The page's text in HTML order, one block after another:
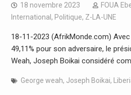
18 novembre 2023
FOUA
International , Politique, Z-LA-UNE
18-11-2023 (AfrikMonde.com)
49,11% pour son adversaire, le
Weah, Joseph Boikai considéré
George weah, Joseph Boikai,